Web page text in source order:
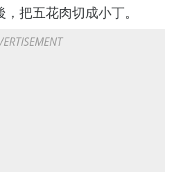
把五花肉切成小丁。